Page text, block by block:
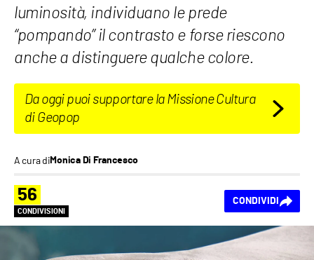
luminosità, individuano le prede
“pompando” il contrasto e forse riescono
anche a distinguere qualche colore.
Da oggi puoi supportare la Missione Cultura
di Geopop
A cura diMonica Di Francesco
56
CONDIVISIONI
CONDIVIDI